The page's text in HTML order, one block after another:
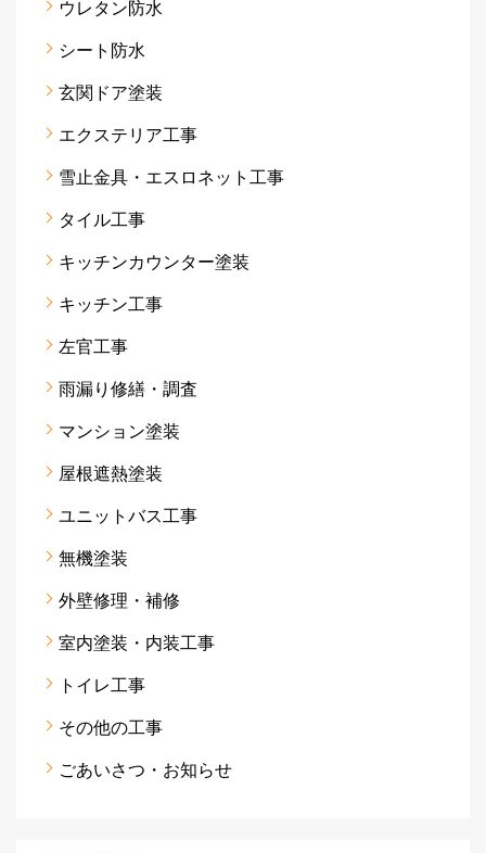
ウレタン防水
シート防水
玄関ドア塗装
エクステリア工事
雪止金具・エスロネット工事
タイル工事
キッチンカウンター塗装
キッチン工事
左官工事
雨漏り修繕・調査
マンション塗装
屋根遮熱塗装
ユニットバス工事
無機塗装
外壁修理・補修
室内塗装・内装工事
トイレ工事
その他の工事
ごあいさつ・お知らせ